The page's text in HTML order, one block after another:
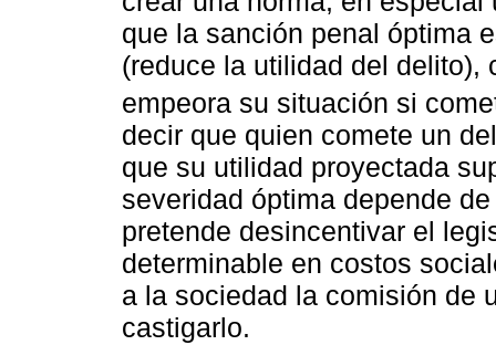
que la sanción penal óptima
(reduce la utilidad del delito),
empeora su situación si
decir que quien comete un
que su utilidad proyectada
severidad óptima depende
pretende desincentivar el
determinable en costos
a la sociedad la comisión de
castigarlo.